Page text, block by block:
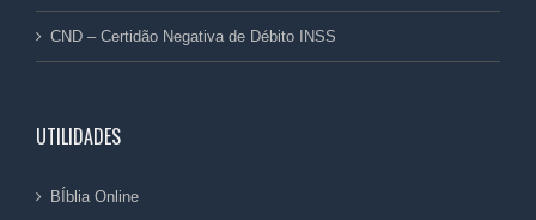
CND – Certidão Negativa de Débito INSS
UTILIDADES
BÍblia Online